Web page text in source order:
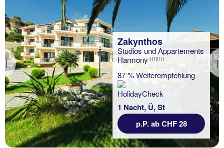
Previous
Zakynthos
Studios und Appartements
Harmony
87 % Weiterempfehlung
1 Nacht, Ü, St
p.P. ab CHF 28